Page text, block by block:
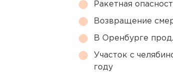
Ракетная
Возвращение
В Оренбурге
Участок с
году